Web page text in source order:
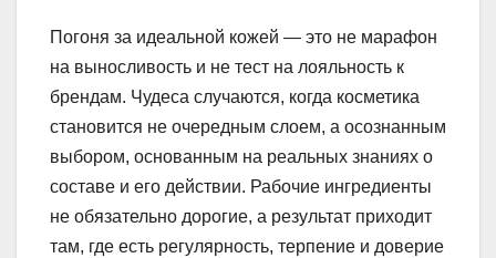
Погоня за идеальной кожей — это не марафон
на выносливость и не тест на лояльность к
брендам. Чудеса случаются, когда косметика
становится не очередным слоем, а осознанным
выбором, основанным на реальных знаниях о
составе и его действии. Рабочие ингредиенты
не обязательно дорогие, а результат приходит
там, где есть регулярность, терпение и доверие